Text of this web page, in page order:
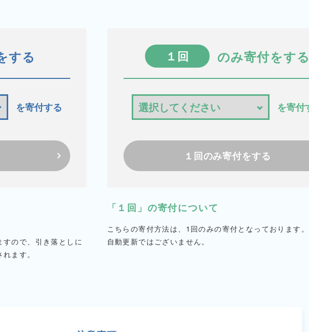
する
を寄付する
ので、引き落としに
ます。
１回 のみ寄付をする
を寄付
１回のみ寄付をする
「１回」の寄付について
こちらの寄付方法は、1回のみの寄付となっております。
自動更新ではございません。